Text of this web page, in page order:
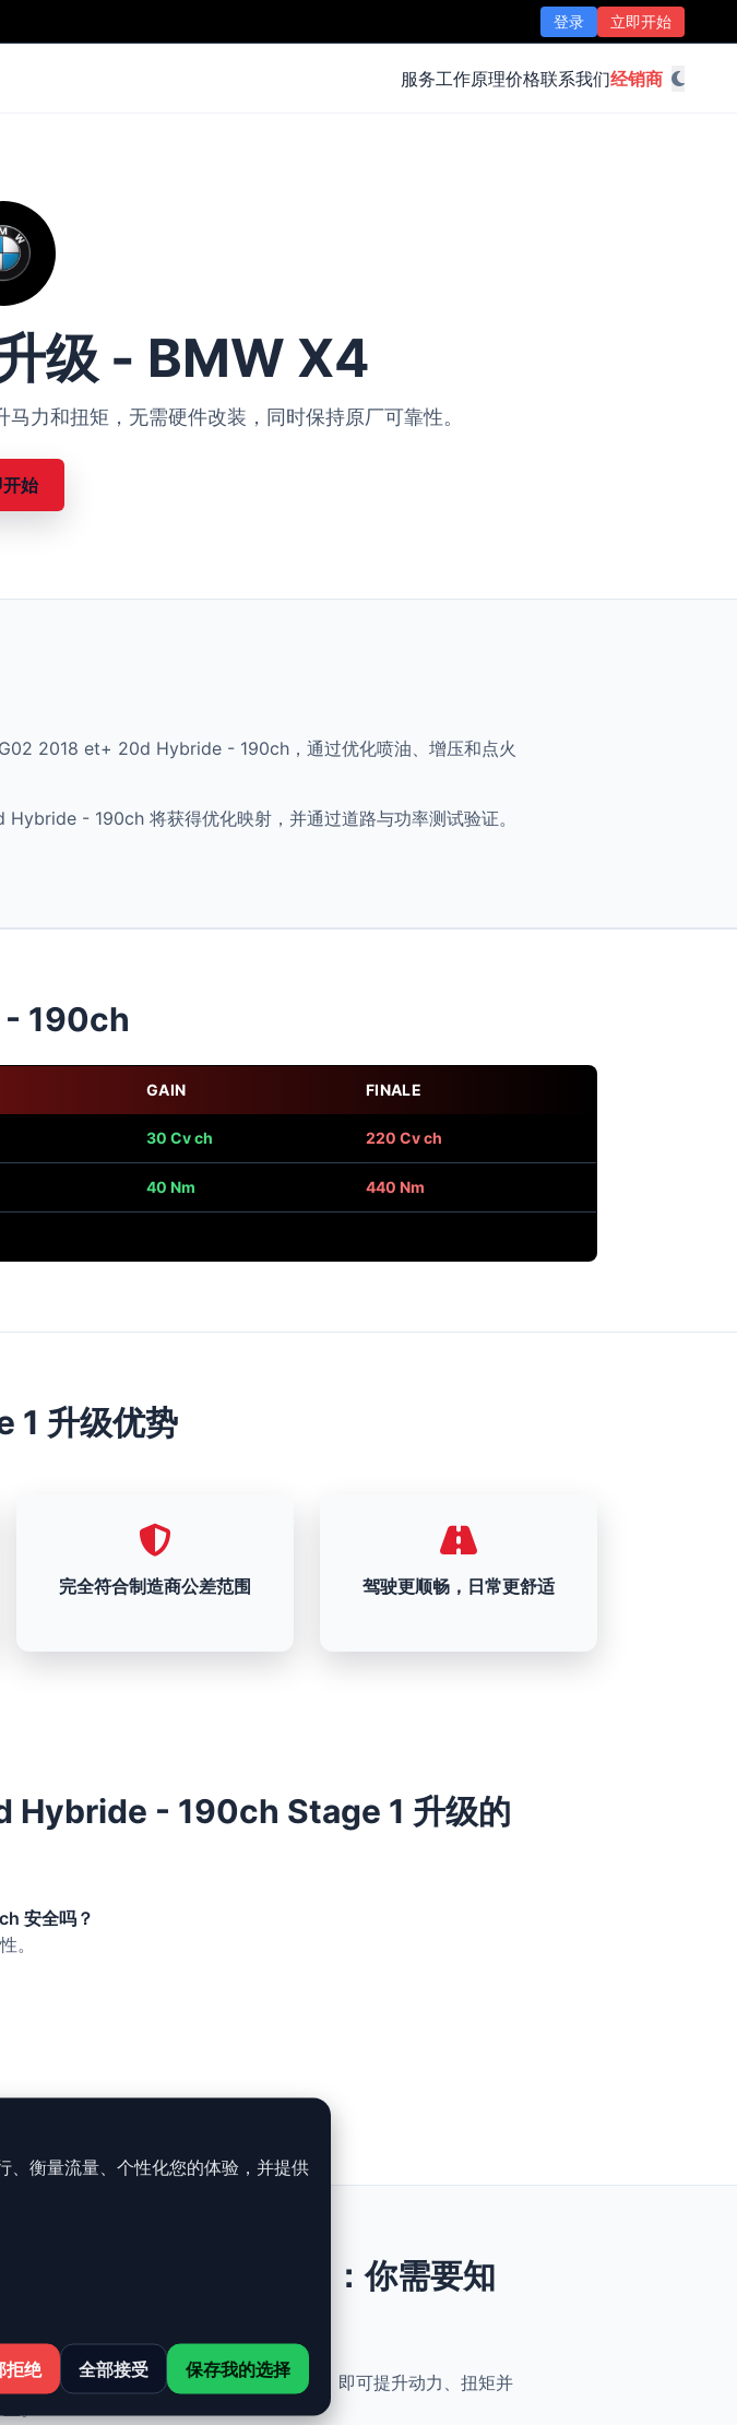
登录 立即开始
服务工作原理价格联系我们经销商
级 - BMW X4
力和扭矩，无需硬件改装，同时保持原厂可靠性。
始
2018 et+ 20d Hybride - 190ch，通过优化喷油、增压和点火
- 190ch 将获得优化映射，并通过道路与功率测试验证。
- 190ch
GAIN FINALE
30 Cv ch 220 Cv ch
40 Nm 440 Nm
1 升级优势
完全符合制造商公差范围 驾驶更顺畅，日常更舒适
Hybride - 190ch Stage 1 升级的
安全吗？
。
Hybride - 190ch：你需要知
性能、安全与简便性。无需机械改动，即可提升动力、扭矩并
。
衡量流量、个性化您的体验，并提供
拒绝 全部接受 保存我的选择